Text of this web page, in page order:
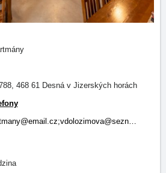
468 61 Desná v Jizerských horách
udzina-apartmany@email.cz;vdolozimova@seznam.cz